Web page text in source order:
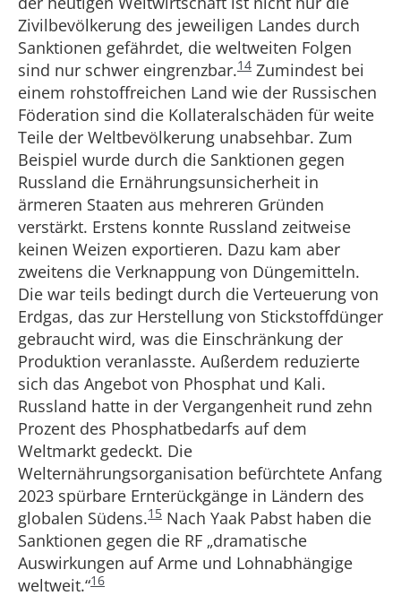
Zivilbevölkerung des jeweiligen Landes durch
Sanktionen gefährdet, die weltweiten Folgen
sind nur schwer eingrenzbar.14 Zumindest bei
einem rohstoffreichen Land wie der Russischen
Föderation sind die Kollateralschäden für weite
Teile der Weltbevölkerung unabsehbar. Zum
Beispiel wurde durch die Sanktionen gegen
Russland die Ernährungsunsicherheit in
ärmeren Staaten aus mehreren Gründen
verstärkt. Erstens konnte Russland zeitweise
keinen Weizen exportieren. Dazu kam aber
zweitens die Verknappung von Düngemitteln.
Die war teils bedingt durch die Verteuerung von
Erdgas, das zur Herstellung von Stickstoffdünger
gebraucht wird, was die Einschränkung der
Produktion veranlasste. Außerdem reduzierte
sich das Angebot von Phosphat und Kali.
Russland hatte in der Vergangenheit rund zehn
Prozent des Phosphatbedarfs auf dem
Weltmarkt gedeckt. Die
Welternährungsorganisation befürchtete Anfang
2023 spürbare Ernterückgänge in Ländern des
globalen Südens.15 Nach Yaak Pabst haben die
Sanktionen gegen die RF „dramatische
Auswirkungen auf Arme und Lohnabhängige
weltweit.“16